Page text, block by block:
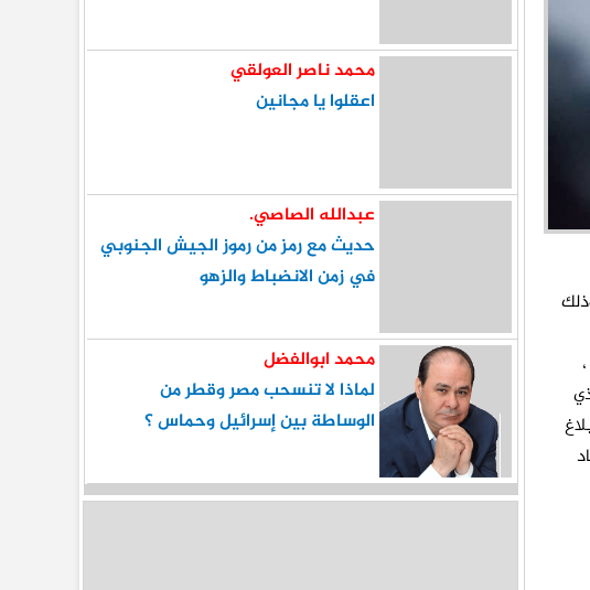
محمد ناصر العولقي
اعقلوا يا مجانين
عبدالله الصاصي.
حديث مع رمز من رموز الجيش الجنوبي
في زمن الانضباط والزهو
محمد ابوالفضل
لماذا لا تنسحب مصر وقطر من
الوساطة بين إسرائيل وحماس ؟